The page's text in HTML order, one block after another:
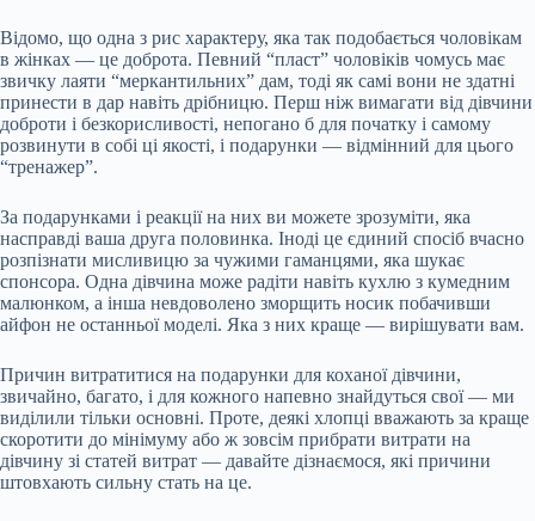
Відомо, що одна з рис характеру, яка так подобається чоловікам
в жінках — це доброта. Певний “пласт” чоловіків чомусь має
звичку лаяти “меркантильних” дам, тоді як самі вони не здатні
принести в дар навіть дрібницю. Перш ніж вимагати від дівчини
доброти і безкорисливості, непогано б для початку і самому
розвинути в собі ці якості, і подарунки — відмінний для цього
“тренажер”.
За подарунками і реакції на них ви можете зрозуміти, яка
насправді ваша друга половинка. Іноді це єдиний спосіб вчасно
розпізнати мисливицю за чужими гаманцями, яка шукає
спонсора. Одна дівчина може радіти навіть кухлю з кумедним
малюнком, а інша невдоволено зморщить носик побачивши
айфон не останньої моделі. Яка з них краще — вирішувати вам.
Причин витратитися на подарунки для коханої дівчини,
звичайно, багато, і для кожного напевно знайдуться свої — ми
виділили тільки основні. Проте, деякі хлопці вважають за краще
скоротити до мінімуму або ж зовсім прибрати витрати на
дівчину зі статей витрат — давайте дізнаємося, які причини
штовхають сильну стать на це.